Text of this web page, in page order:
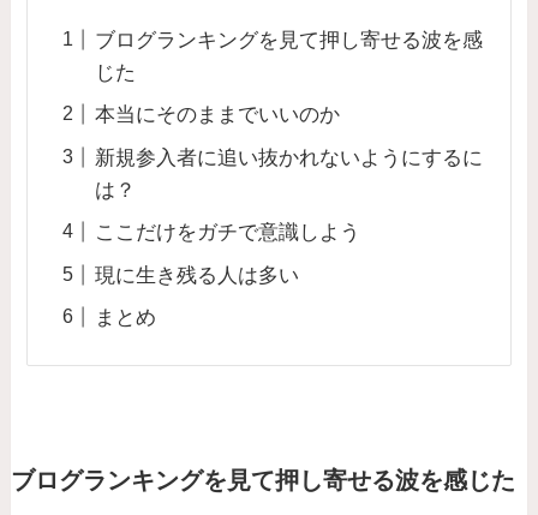
ブログランキングを見て押し寄せる波を感
じた
本当にそのままでいいのか
新規参入者に追い抜かれないようにするに
は？
ここだけをガチで意識しよう
現に生き残る人は多い
まとめ
ブログランキングを見て押し寄せる波を感じた